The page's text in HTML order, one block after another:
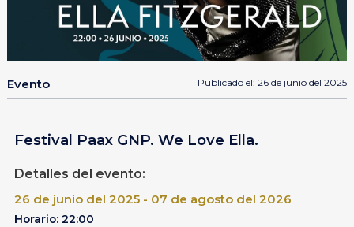
Evento Publicado el: 26 de junio del 2025
Festival Paax GNP. We Love Ella.
Detalles del evento:
26 de junio del 2025 - 07 de agosto del 2026
Horario: 22:00